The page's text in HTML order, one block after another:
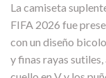
La camiseta
FIFA 2026 fue
con un diseño
y finas rayas